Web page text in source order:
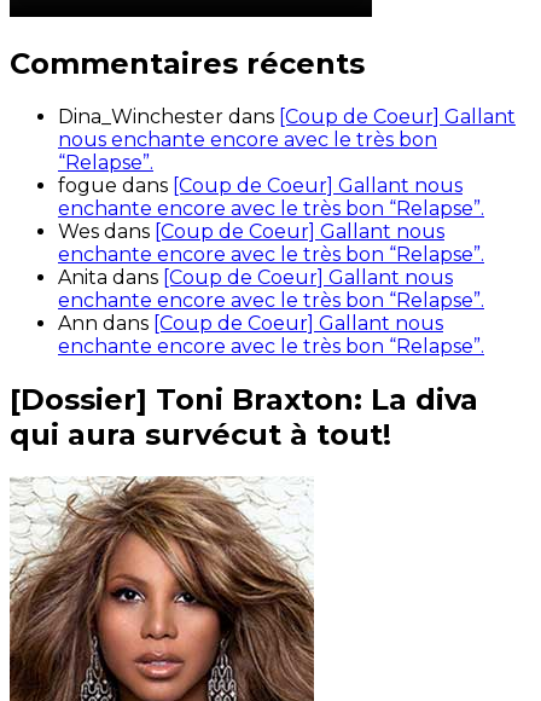
Commentaires récents
Dina_Winchester dans [Coup de Coeur] Gallant
nous enchante encore avec le très bon
“Relapse”.
fogue dans [Coup de Coeur] Gallant nous
enchante encore avec le très bon “Relapse”.
Wes dans [Coup de Coeur] Gallant nous
enchante encore avec le très bon “Relapse”.
Anita dans [Coup de Coeur] Gallant nous
enchante encore avec le très bon “Relapse”.
Ann dans [Coup de Coeur] Gallant nous
enchante encore avec le très bon “Relapse”.
[Dossier] Toni Braxton: La diva
qui aura survécut à tout!